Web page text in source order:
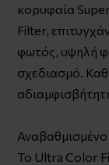
κορυφαία
Filter,
φωτός, υψηλή
σχεδιασμό.
Το Ultra Color